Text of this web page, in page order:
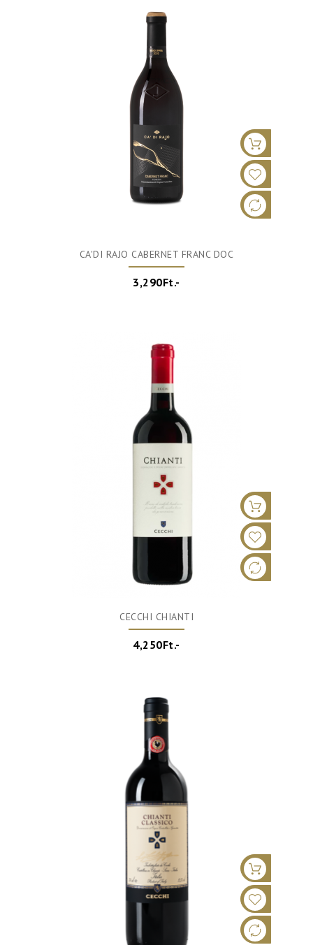
CA'DI RAJO CABERNET FRANC DOC
3,290Ft.-
CECCHI CHIANTI
4,250Ft.-